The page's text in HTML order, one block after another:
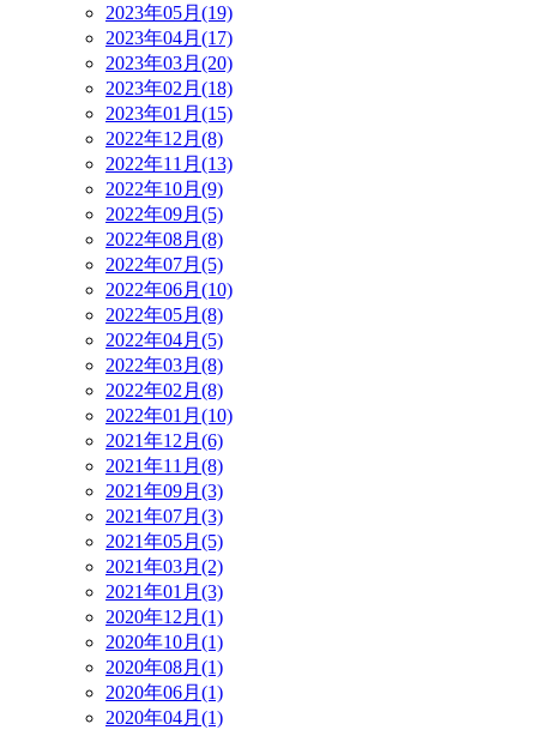
2023年05月(19)
2023年04月(17)
2023年03月(20)
2023年02月(18)
2023年01月(15)
2022年12月(8)
2022年11月(13)
2022年10月(9)
2022年09月(5)
2022年08月(8)
2022年07月(5)
2022年06月(10)
2022年05月(8)
2022年04月(5)
2022年03月(8)
2022年02月(8)
2022年01月(10)
2021年12月(6)
2021年11月(8)
2021年09月(3)
2021年07月(3)
2021年05月(5)
2021年03月(2)
2021年01月(3)
2020年12月(1)
2020年10月(1)
2020年08月(1)
2020年06月(1)
2020年04月(1)